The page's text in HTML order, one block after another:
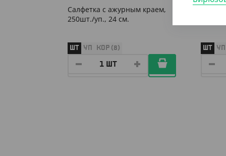
Салфетка с ажурным краем,
250шт./уп., 24 см.
ШТ УП КОР (8) ШТ УП